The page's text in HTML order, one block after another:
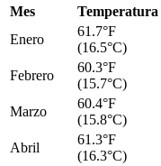
Mes Temperatura
Enero
61.7°F
(16.5°C)
Febrero
60.3°F
(15.7°C)
Marzo
60.4°F
(15.8°C)
Abril
61.3°F
(16.3°C)